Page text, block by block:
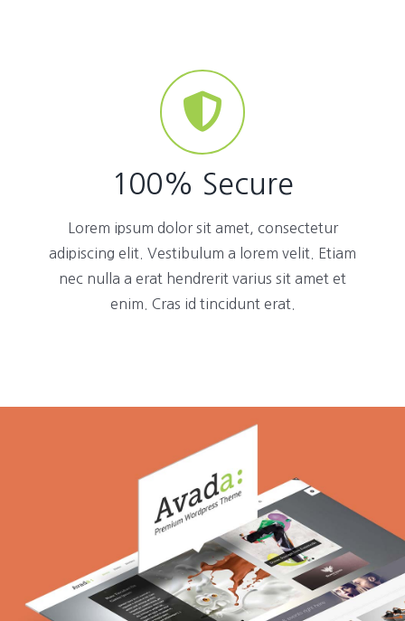
100% Secure
Lorem ipsum dolor sit amet, consectetur
adipiscing elit. Vestibulum a lorem velit. Etiam
nec nulla a erat hendrerit varius sit amet et
enim. Cras id tincidunt erat.